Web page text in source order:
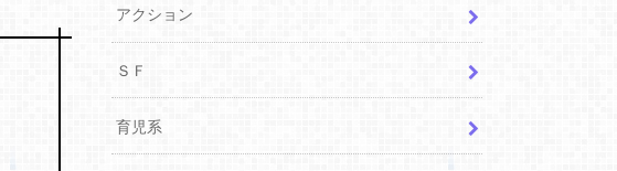
アクション
ＳＦ
育児系